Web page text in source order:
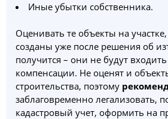
Иные убытки собственника.
Оценивать те объекты на
созданы уже после решения об
получится – они не будут
компенсации. Не оценят и
строительства, поэтому
заблаговременно легализовать,
кадастровый учет, оформить на